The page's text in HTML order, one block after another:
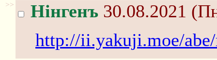
>> Нінгенъ 30.08.2021
http://ii.yakuji.moe/